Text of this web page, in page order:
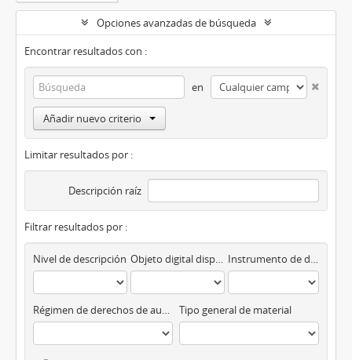
Opciones avanzadas de búsqueda
Encontrar resultados con :
en
Añadir nuevo criterio
Limitar resultados por :
Descripción raíz
Filtrar resultados por :
Nivel de descripción Objeto digital disponibles Instrumento de descripción
Régimen de derechos de autor Tipo general de material